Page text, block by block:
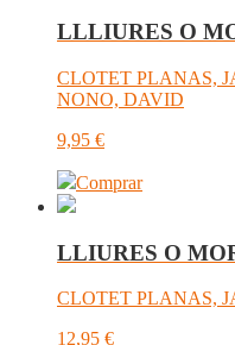
LLLIURES O
CLOTET PLANAS,
NONO, DAVID
9,95 €
Comprar
LLIURES O
CLOTET PLANAS,
12,95 €